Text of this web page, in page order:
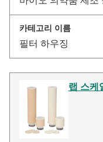
카테고리 이름
필터 하우징
랩 스케